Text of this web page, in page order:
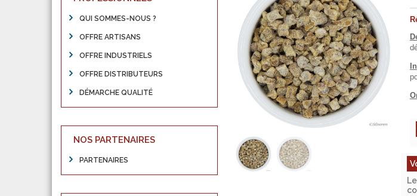
QUI SOMMES-NOUS ?
OFFRE ARTISANS
OFFRE INDUSTRIELS
OFFRE DISTRIBUTEURS
DÉMARCHE QUALITÉ
NOS PARTENAIRES
PARTENAIRES